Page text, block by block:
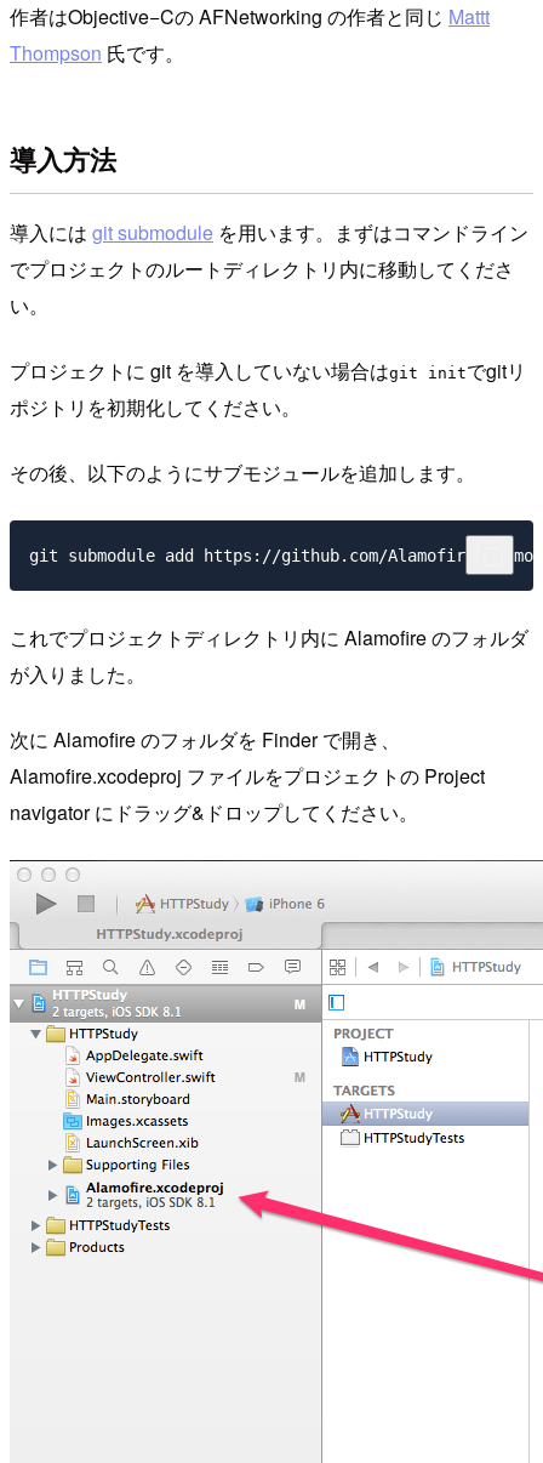
作者はObjective−Cの AFNetworking の作者と同じ Mattt
Thompson 氏です。
導入方法
導入には git submodule を用います。まずはコマンドライン
でプロジェクトのルートディレクトリ内に移動してくださ
い。
プロジェクトに git を導入していない場合はgit initでgitリ
ポジトリを初期化してください。
その後、以下のようにサブモジュールを追加します。
これでプロジェクトディレクトリ内に Alamofire のフォルダ
が入りました。
次に Alamofire のフォルダを Finder で開き、
Alamofire.xcodeproj ファイルをプロジェクトの Project
navigator にドラッグ&ドロップしてください。